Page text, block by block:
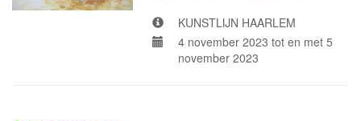
KUNSTLIJN HAARLEM
4 november 2023 tot en met 5
november 2023